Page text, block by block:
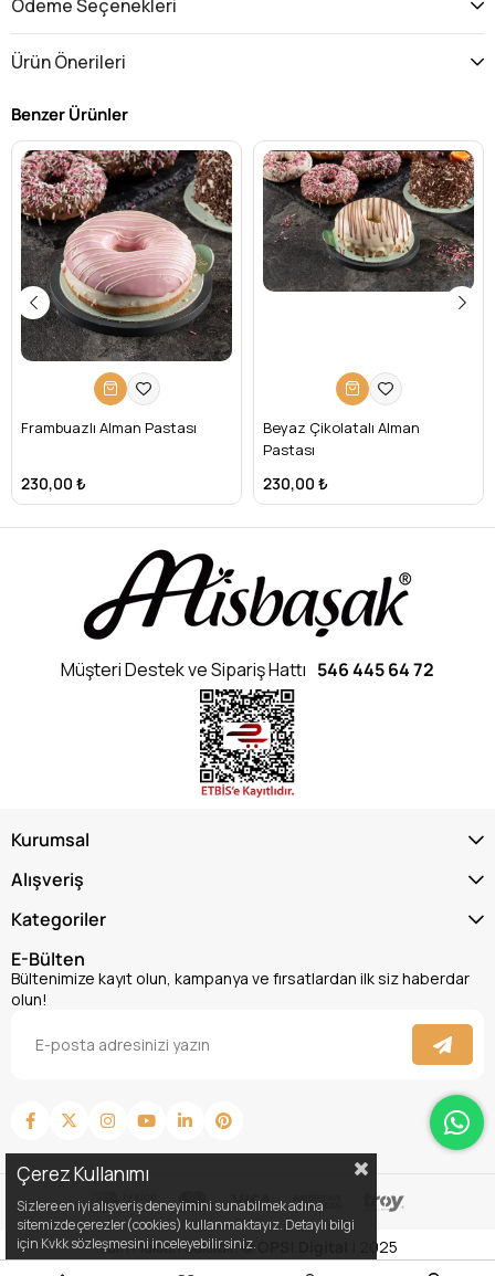
Ödeme Seçenekleri
Ürün Önerileri
Benzer Ürünler
Frambuazlı Alman Pastası
230,00 ₺
Beyaz Çikolatalı Alman
Pastası
230,00 ₺
Müşteri Destek ve Sipariş Hattı 546 445 64 72
Kurumsal
Alışveriş
Kategoriler
E-Bülten
Bültenimize kayıt olun, kampanya ve fırsatlardan ilk siz haberdar
olun!
Tüm Hakları Saklıdır. © | 2025
Çerez Kullanımı
Sizlere en iyi alışveriş deneyimini sunabilmek adına
sitemizde çerezler(cookies) kullanmaktayız. Detaylı bilgi
için Kvkk sözleşmesini inceleyebilirsiniz.